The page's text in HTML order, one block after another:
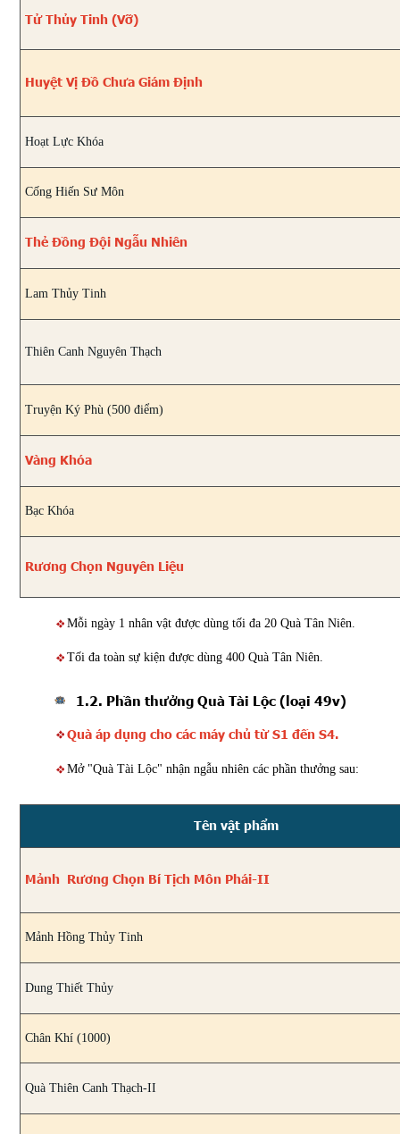
Tử Thủy Tinh (Vỡ)
Huyệt Vị Đồ Chưa Giám Định
Hoạt Lực Khóa
Cống Hiến Sư Môn
Thẻ Đồng Đội Ngẫu Nhiên
Lam Thủy Tinh
Thiên Canh Nguyên Thạch
Truyện Ký Phù (500 điểm)
Vàng Khóa
Bạc Khóa
Rương Chọn Nguyên Liệu
Mỗi ngày 1 nhân vật được dùng tối đa 20 Quà Tân Niên.
Tối đa toàn sự kiện được dùng 400 Quà Tân Niên.
1.2. Phần thưởng Quà Tài Lộc (loại 49v)
Quà áp dụng cho các máy chủ từ S1 đến S4.
Mở "Quà Tài Lộc" nhận ngẫu nhiên các phần thưởng sau:
Tên vật phẩm
Mảnh Rương Chọn Bí Tịch Môn Phái-II
Mảnh Hồng Thủy Tinh
Dung Thiết Thủy
Chân Khí (1000)
Quà Thiên Canh Thạch-II